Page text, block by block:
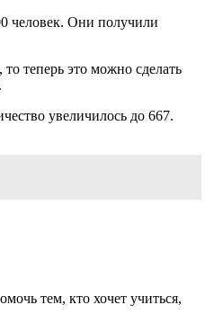
человек. Они получили
теперь это можно сделать
увеличилось до 667.
тем, кто хочет учиться,